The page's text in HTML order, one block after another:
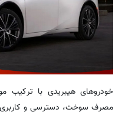
خودروهای هیبریدی با ترکیب
مصرف سوخت، دسترسی و کاربری